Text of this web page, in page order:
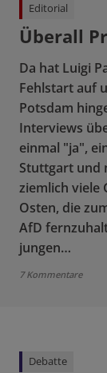
Editorial
Überall
Da hat Luigi
Fehlstart auf
Potsdam
Interviews
einmal "ja",
Stuttgart und
ziemlich viele
Osten, die
AfD
jungen…
7 Kommentare
Debatte